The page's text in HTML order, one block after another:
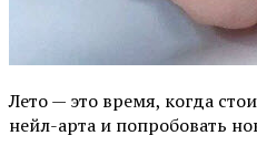
Лето — это время, когда
нейл-арта и попробовать